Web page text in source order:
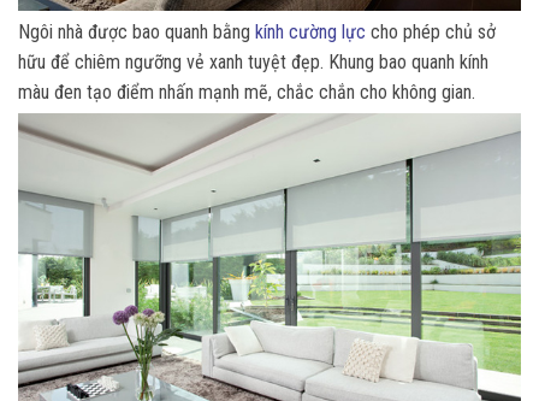
Ngôi nhà được bao quanh bằng kính cường lực cho phép chủ sở
hữu để chiêm ngưỡng vẻ xanh tuyệt đẹp. Khung bao quanh kính
màu đen tạo điểm nhấn mạnh mẽ, chắc chắn cho không gian.